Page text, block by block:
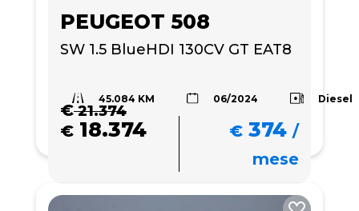
PEUGEOT 508
SW 1.5 BlueHDI 130CV GT EAT8
45.084 KM 06/2024 Diesel
€21.374
€ 18.374 € 374 /
mese